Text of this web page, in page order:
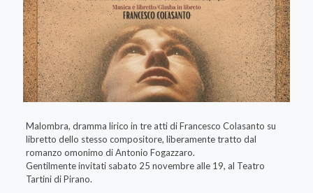
Malombra, dramma lirico in tre atti di Francesco Colasanto su
libretto dello stesso compositore, liberamente tratto dal
romanzo omonimo di Antonio Fogazzaro.
Gentilmente invitati sabato 25 novembre alle 19, al Teatro
Tartini di Pirano.